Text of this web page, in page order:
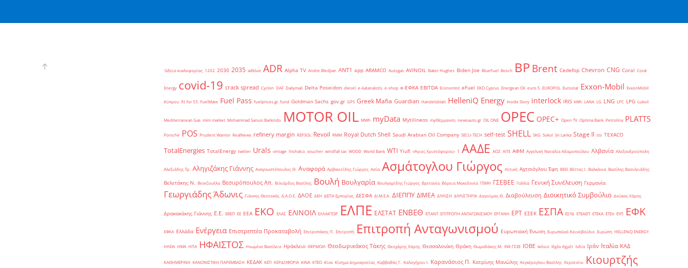
'άδεια κυκλοφορίας 1202 2030 2035 adblue ADR Alpha TV Andre Bledjian ANT1 app ARAMCO Autogas AVINOIL Baker Hughes Biden Joe BlueFuel Bosch BPBrent Cedefop Chevron CNG Coral Coral
Energy covid-19 crack spread Cyclon DAF Dailymail Delta Poseidon diesel e-katanalotis e-shop e-ΕΦΚΑ EBITDA Economist eFuel EKO Cyprus Energean Oil euro 5 EUROPOL Eurostat Exxon-Mobil ExxonMobil
Κύπρου fit for 55 FuelMate Fuel Pass fuelprices.gr fund Goldman Sachs gov.gr GPS Greek Mafia Guardian Handelsblatt HelleniQ Energy Inside Story interlock IRIS kWh LANA LG LNG LPC LPG Lukoil
Mediterranean Gas mini market Mohammad Sanusi Barkindo MOTOR OIL MWh myData Mytilineos myΘέρμανση newsauto.gr OIL ONE OPEC OPEC+ Open TV Optima Bank Petrolina PLATTS
Porsche POS Prudent Warrior RealNews refinery margin REPSOL Revoil RMM Royal Dutch Shell Saudi Arabian Oil Company SECU-TECH self-test SHELL SKG Sokol Sri Lanka Stage II sts TEXACO
TotalEnergies TotalEnergy twitter Urals vintage Viohalco voucher windfall tax WOOD World Bank WTI Yiufi «Άγιος Χριστόφορος» ΄1 ΑΑΔΕ ΑΟΖ ΑΠΕ ΑΦΜ Αγγελική Ναταλία Αδαμοπούλου Αλβανία Αλεξανδρούπολη
Αλεξιάδης Τρ. Αληγιζάκης Γιάννης Αναγνωστόπουλος Θ. Αναφορά Αρβανιτίδης Γιώργος Ασία Ασμάτογλου Γιώργος Αττική Αχτσιόγλου Έφη ΒΕΘ Βέττας Ι. Βαλκάνια Βασίλης Βασιλειάδης
Βελετάκης Ν. Βενεζουέλα Βεσυρόπουλος Απ. Βιλιάρδος Βασίλης Βουλή Βουλγαρία Βουλγαρίδης Γιώργος Βρετανία Βόρεια Μακεδονία ΓΕΜΗ ΓΣΕΒΕΕ Γαλλία Γενική Συνέλευση Γερμανία
Γεωργιάδης Άδωνις Γιάννης Θεοτοκάς Δ.Α.Ο.Ε. ΔΑΟΕ ΔΕΗ ΔΕΠΑ Εμπορίας ΔΕΣΦΑ ΔΙ.Μ.Ε.Α. ΔΙΕΠΠΥ ΔΙΜΕΑ ΔΙΥΛΙΣΗ ΔΙΥΛΙΣΤΗΡΙΑ Δαγούμας Θ. Διαβούλευση Διοικητικό Συμβούλιο Δούκας Χάρης
Δρακακάκης Γιάννης Ε.Ε. ΕΒΕΠ ΕΕ ΕΕΑ ΕΚΟ ΕΛΑΣ ΕΛΙΝΟΙΛ ΕΛΛΑΚΤΩΡ ΕΛΠΕ ΕΛΣΤΑΤ ΕΝΒΕΘ ΕΠΑΝΤ ΕΠΙΤΡΟΠΗ ΑΝΤΑΓΩΝΙΣΜΟΥ ΕΡΓΑΝΗ ΕΡΤ ΕΣΕΚ ΕΣΠΑ ΕΣΥΔ ΕΤΕΑΕΠ ΕΤΕΚΑ ΕΤΕπ ΕΥΠ ΕΦΚ
ΕΦΚΑ Ελλάδα Ενέργεια Επιστρεπτέα Προκαταβολή Επιτροπάκης Π. Επιτροπή Επιτροπή Ανταγωνισμού Ευρωπαϊκή Ένωση Ευρωπαϊκό Κοινοβούλιο Ευρώπη ΗELLENiQ ENERGY
ΗΛΕΙΑ ΗΜΑ ΗΠΑ ΗΦΑΙΣΤΟΣ Ηνωμένο Βασίλειο Ηράκλειο ΘΕΡΜΟΙΛ Θεοδωρικάκος Τάκης Θεοχάρης Χάρης Θεσσαλονίκη Θράκη Θωμαδάκης Μ. ΙΝΕ-ΓΣΕΕ ΙΟΒΕ Ικόνιο Ιλχάν Αχμέτ Ινδία Ιράν Ιταλία ΚΑΔ
ΚΑΘΗΜΕΡΙΝΗ ΚΑΝΟΝΙΣΤΙΚΗ ΠΑΡΕΜΒΑΣΗ ΚΕΔΑΚ ΚΕΠ ΚΕΡΔΟΦΟΡΙΑ ΚΙΝΑ ΚΤΕΟ Κίνα Κίνημα Δημοκρατίας Καββαθάς Γ. Καλογήρου Ι. Καρανάσιος Π. Κατρίνης Μανώλης Κεγκέρογλου Βασίλης Κερατσίνι
Κιουρτζής